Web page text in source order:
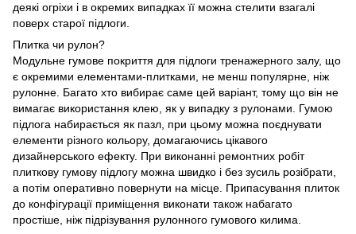
деякі огріхи і в окремих випадках її можна стелити взагалі
поверх старої підлоги.
Плитка чи рулон?
Модульне гумове покриття для підлоги тренажерного залу, що
є окремими елементами-плитками, не менш популярне, ніж
рулонне. Багато хто вибирає саме цей варіант, тому що він не
вимагає використання клею, як у випадку з рулонами. Гумою
підлога набирається як пазл, при цьому можна поєднувати
елементи різного кольору, домагаючись цікавого
дизайнерського ефекту. При виконанні ремонтних робіт
плиткову гумову підлогу можна швидко і без зусиль розібрати,
а потім оперативно повернути на місце. Припасування плиток
до конфігурації приміщення виконати також набагато
простіше, ніж підрізування рулонного гумового килима.